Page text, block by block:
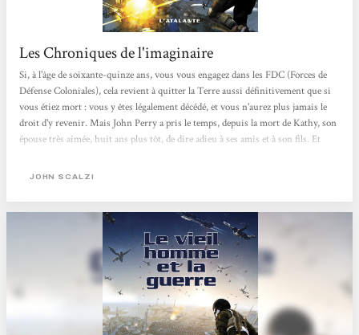
Les Chroniques de l'imaginaire
Si, à l'âge de soixante-quinze ans, vous vous engagez dans les FDC (Forces de
Défense Coloniales), cela revient à quitter la Terre aussi définitivement que si
vous étiez mort : vous y êtes légalement décédé, et vous n'aurez plus jamais le
droit d'y revenir. Mais John Perry a pris le temps, depuis la mort de Kathy, son
épouse très aimée, huit ans plus tôt, de dire adieu à ses amis et à son fils. Et
trouvé les clés du rajeunissement. Quasiment dès son embarquement, il se
JOHN SCALZI